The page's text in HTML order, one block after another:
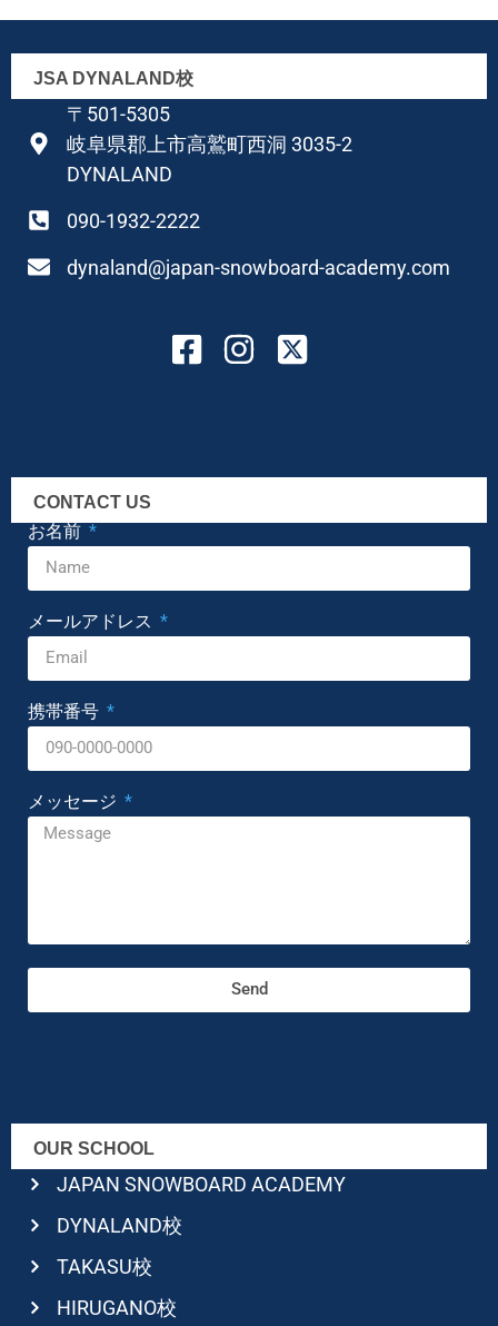
JSA DYNALAND校
〒501-5305
岐阜県郡上市高鷲町西洞 3035-2
DYNALAND
090-1932-2222
dynaland@japan-snowboard-academy.com
CONTACT US
お名前
メールアドレス
携帯番号
メッセージ
Send
OUR SCHOOL
JAPAN SNOWBOARD ACADEMY
DYNALAND校
TAKASU校
HIRUGANO校